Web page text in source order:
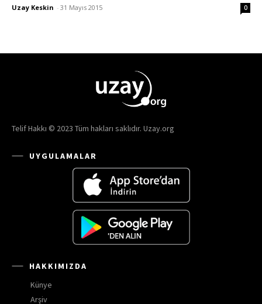
Uzay Keskin - 31 Mayıs 2015 0
Telif Hakkı © 2023 Tüm hakları saklıdır. Uzay.org
UYGULAMALAR
HAKKIMIZDA
Künye
Arşiv